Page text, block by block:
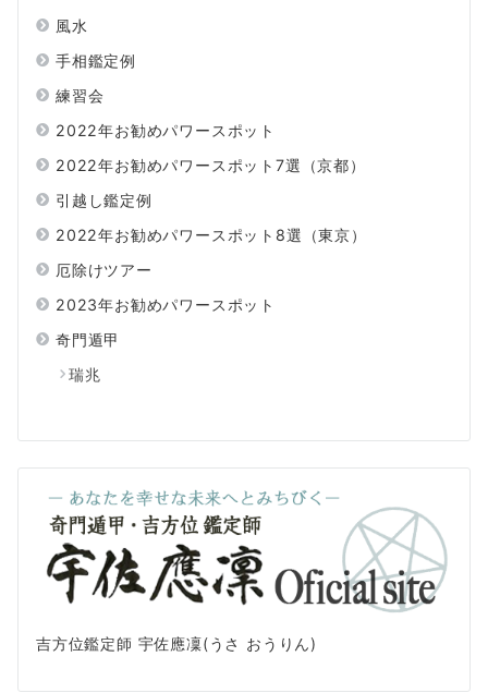
風水
手相鑑定例
練習会
2022年お勧めパワースポット
2022年お勧めパワースポット7選（京都）
引越し鑑定例
2022年お勧めパワースポット8選（東京）
厄除けツアー
2023年お勧めパワースポット
奇門遁甲
瑞兆
吉方位鑑定師 宇佐應凜(うさ おうりん)